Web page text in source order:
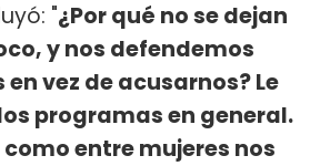
"¿Por qué no se dejan
y nos defendemos
vez de acusarnos? Le
programas en general.
entre mujeres nos